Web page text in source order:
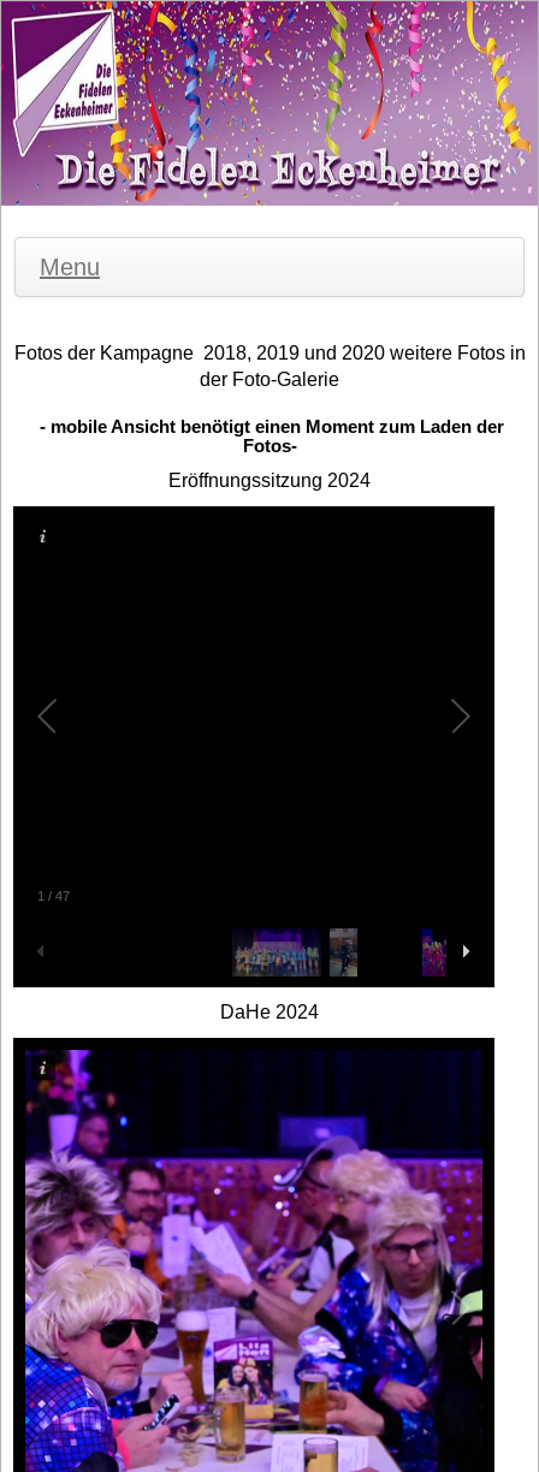
Menu
Fotos der Kampagne 2018, 2019 und 2020 weitere Fotos in
der Foto-Galerie
- mobile Ansicht benötigt einen Moment zum Laden der
Fotos-
Eröffnungssitzung 2024
1 / 47
DaHe 2024